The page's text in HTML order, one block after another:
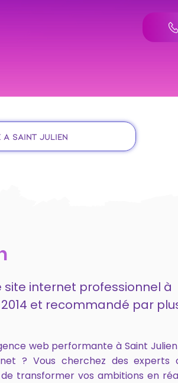
Saint Julien
internet professionnel à
et recommandé par
web performante à Saint
? Vous cherchez des experts
transformer vos ambitions en